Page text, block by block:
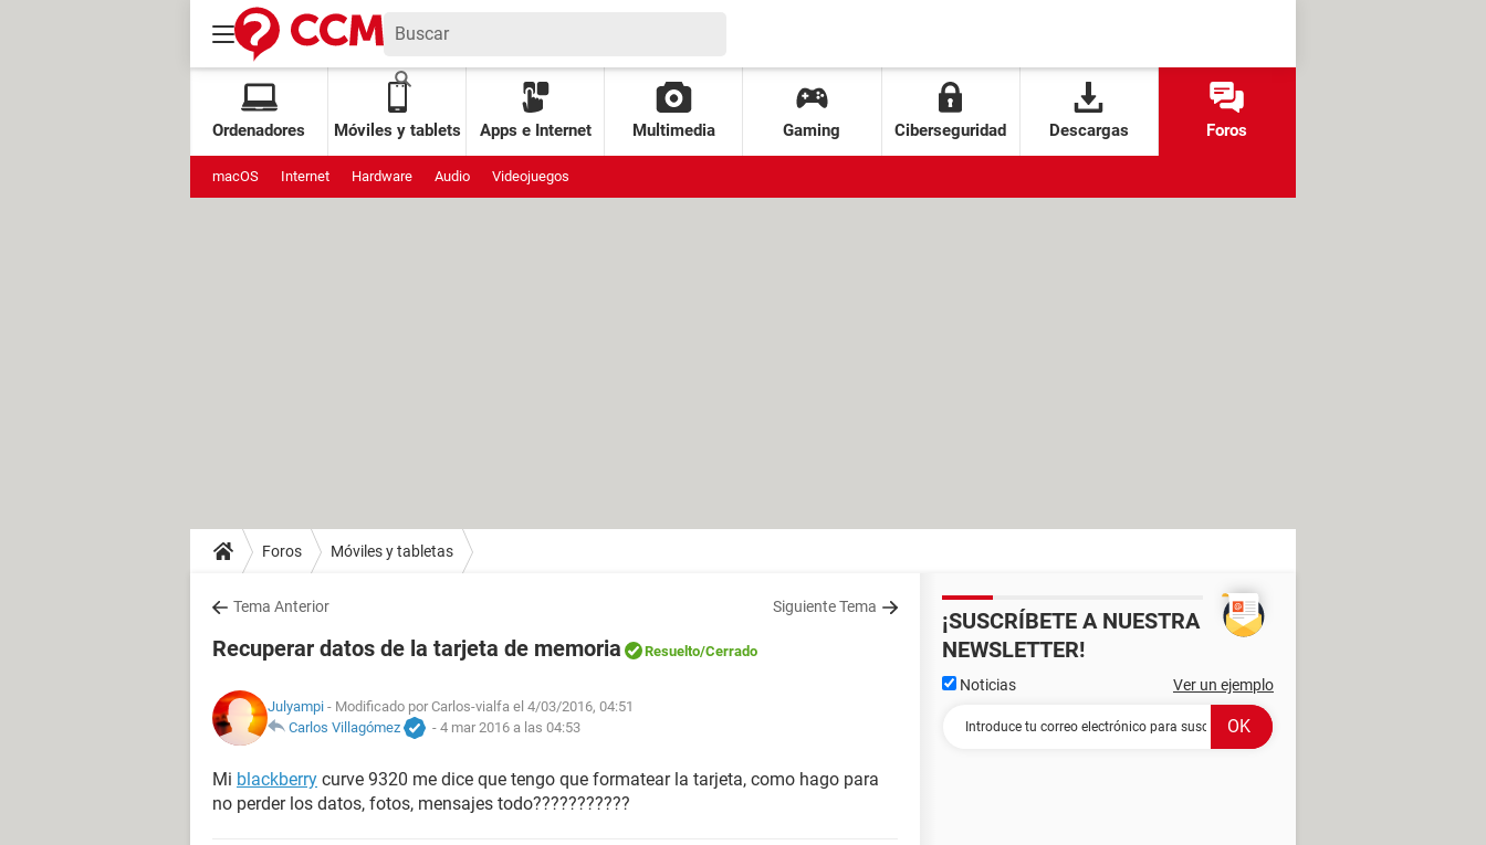
Ordenadores Móviles y tablets Apps e Internet Multimedia Gaming Ciberseguridad Descargas Foros
macOS Internet Hardware Audio Videojuegos
Foros Móviles y tabletas
Tema Anterior Siguiente Tema
Recuperar datos de la tarjeta de memoria Resuelto/Cerrado
Julyampi - Modificado por Carlos-vialfa el 4/03/2016, 04:51
Carlos Villagómez
- 4 mar 2016 a las 04:53
Mi blackberry curve 9320 me dice que tengo que formatear la tarjeta, como hago para
no perder los datos, fotos, mensajes todo???????????
¡SUSCRÍBETE A NUESTRA
NEWSLETTER!
Noticias Ver un ejemplo